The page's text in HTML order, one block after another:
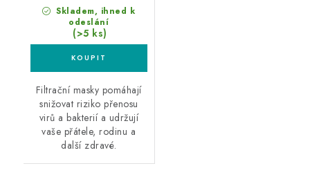
Skladem, ihned k
odeslání
(>5 ks)
Filtrační masky pomáhají
snižovat riziko přenosu
virů a bakterií a udržují
vaše přátele, rodinu a
další zdravé.